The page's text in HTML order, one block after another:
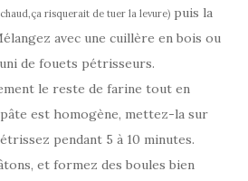
risquerait de tuer la levure) puis la
avec une cuillère en bois ou
de fouets pétrisseurs.
le reste de farine tout en
est homogène, mettez-la sur
pendant 5 à 10 minutes.
et formez des boules bien